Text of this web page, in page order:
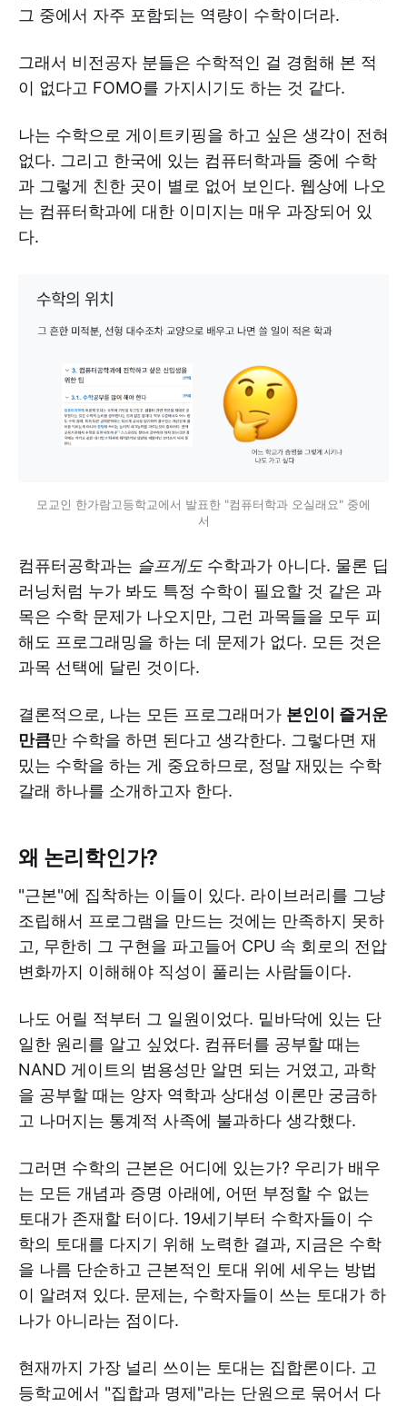
그 중에서 자주 포함되는 역량이 수학이더라.
그래서 비전공자 분들은 수학적인 걸 경험해 본 적
이 없다고 FOMO를 가지시기도 하는 것 같다.
나는 수학으로 게이트키핑을 하고 싶은 생각이 전혀
없다. 그리고 한국에 있는 컴퓨터학과들 중에 수학
과 그렇게 친한 곳이 별로 없어 보인다. 웹상에 나오
는 컴퓨터학과에 대한 이미지는 매우 과장되어 있
다.
모교인 한가람고등학교에서 발표한 "컴퓨터학과 오실래요" 중에
서
컴퓨터공학과는 슬프게도 수학과가 아니다. 물론 딥
러닝처럼 누가 봐도 특정 수학이 필요할 것 같은 과
목은 수학 문제가 나오지만, 그런 과목들을 모두 피
해도 프로그래밍을 하는 데 문제가 없다. 모든 것은
과목 선택에 달린 것이다.
결론적으로, 나는 모든 프로그래머가 본인이 즐거운
만큼만 수학을 하면 된다고 생각한다. 그렇다면 재
밌는 수학을 하는 게 중요하므로, 정말 재밌는 수학
갈래 하나를 소개하고자 한다.
왜 논리학인가?
"근본"에 집착하는 이들이 있다. 라이브러리를 그냥
조립해서 프로그램을 만드는 것에는 만족하지 못하
고, 무한히 그 구현을 파고들어 CPU 속 회로의 전압
변화까지 이해해야 직성이 풀리는 사람들이다.
나도 어릴 적부터 그 일원이었다. 밑바닥에 있는 단
일한 원리를 알고 싶었다. 컴퓨터를 공부할 때는
NAND 게이트의 범용성만 알면 되는 거였고, 과학
을 공부할 때는 양자 역학과 상대성 이론만 궁금하
고 나머지는 통계적 사족에 불과하다 생각했다.
그러면 수학의 근본은 어디에 있는가? 우리가 배우
는 모든 개념과 증명 아래에, 어떤 부정할 수 없는
토대가 존재할 터이다. 19세기부터 수학자들이 수
학의 토대를 다지기 위해 노력한 결과, 지금은 수학
을 나름 단순하고 근본적인 토대 위에 세우는 방법
이 알려져 있다. 문제는, 수학자들이 쓰는 토대가 하
나가 아니라는 점이다.
현재까지 가장 널리 쓰이는 토대는 집합론이다. 고
등학교에서 "집합과 명제"라는 단원으로 묶어서 다